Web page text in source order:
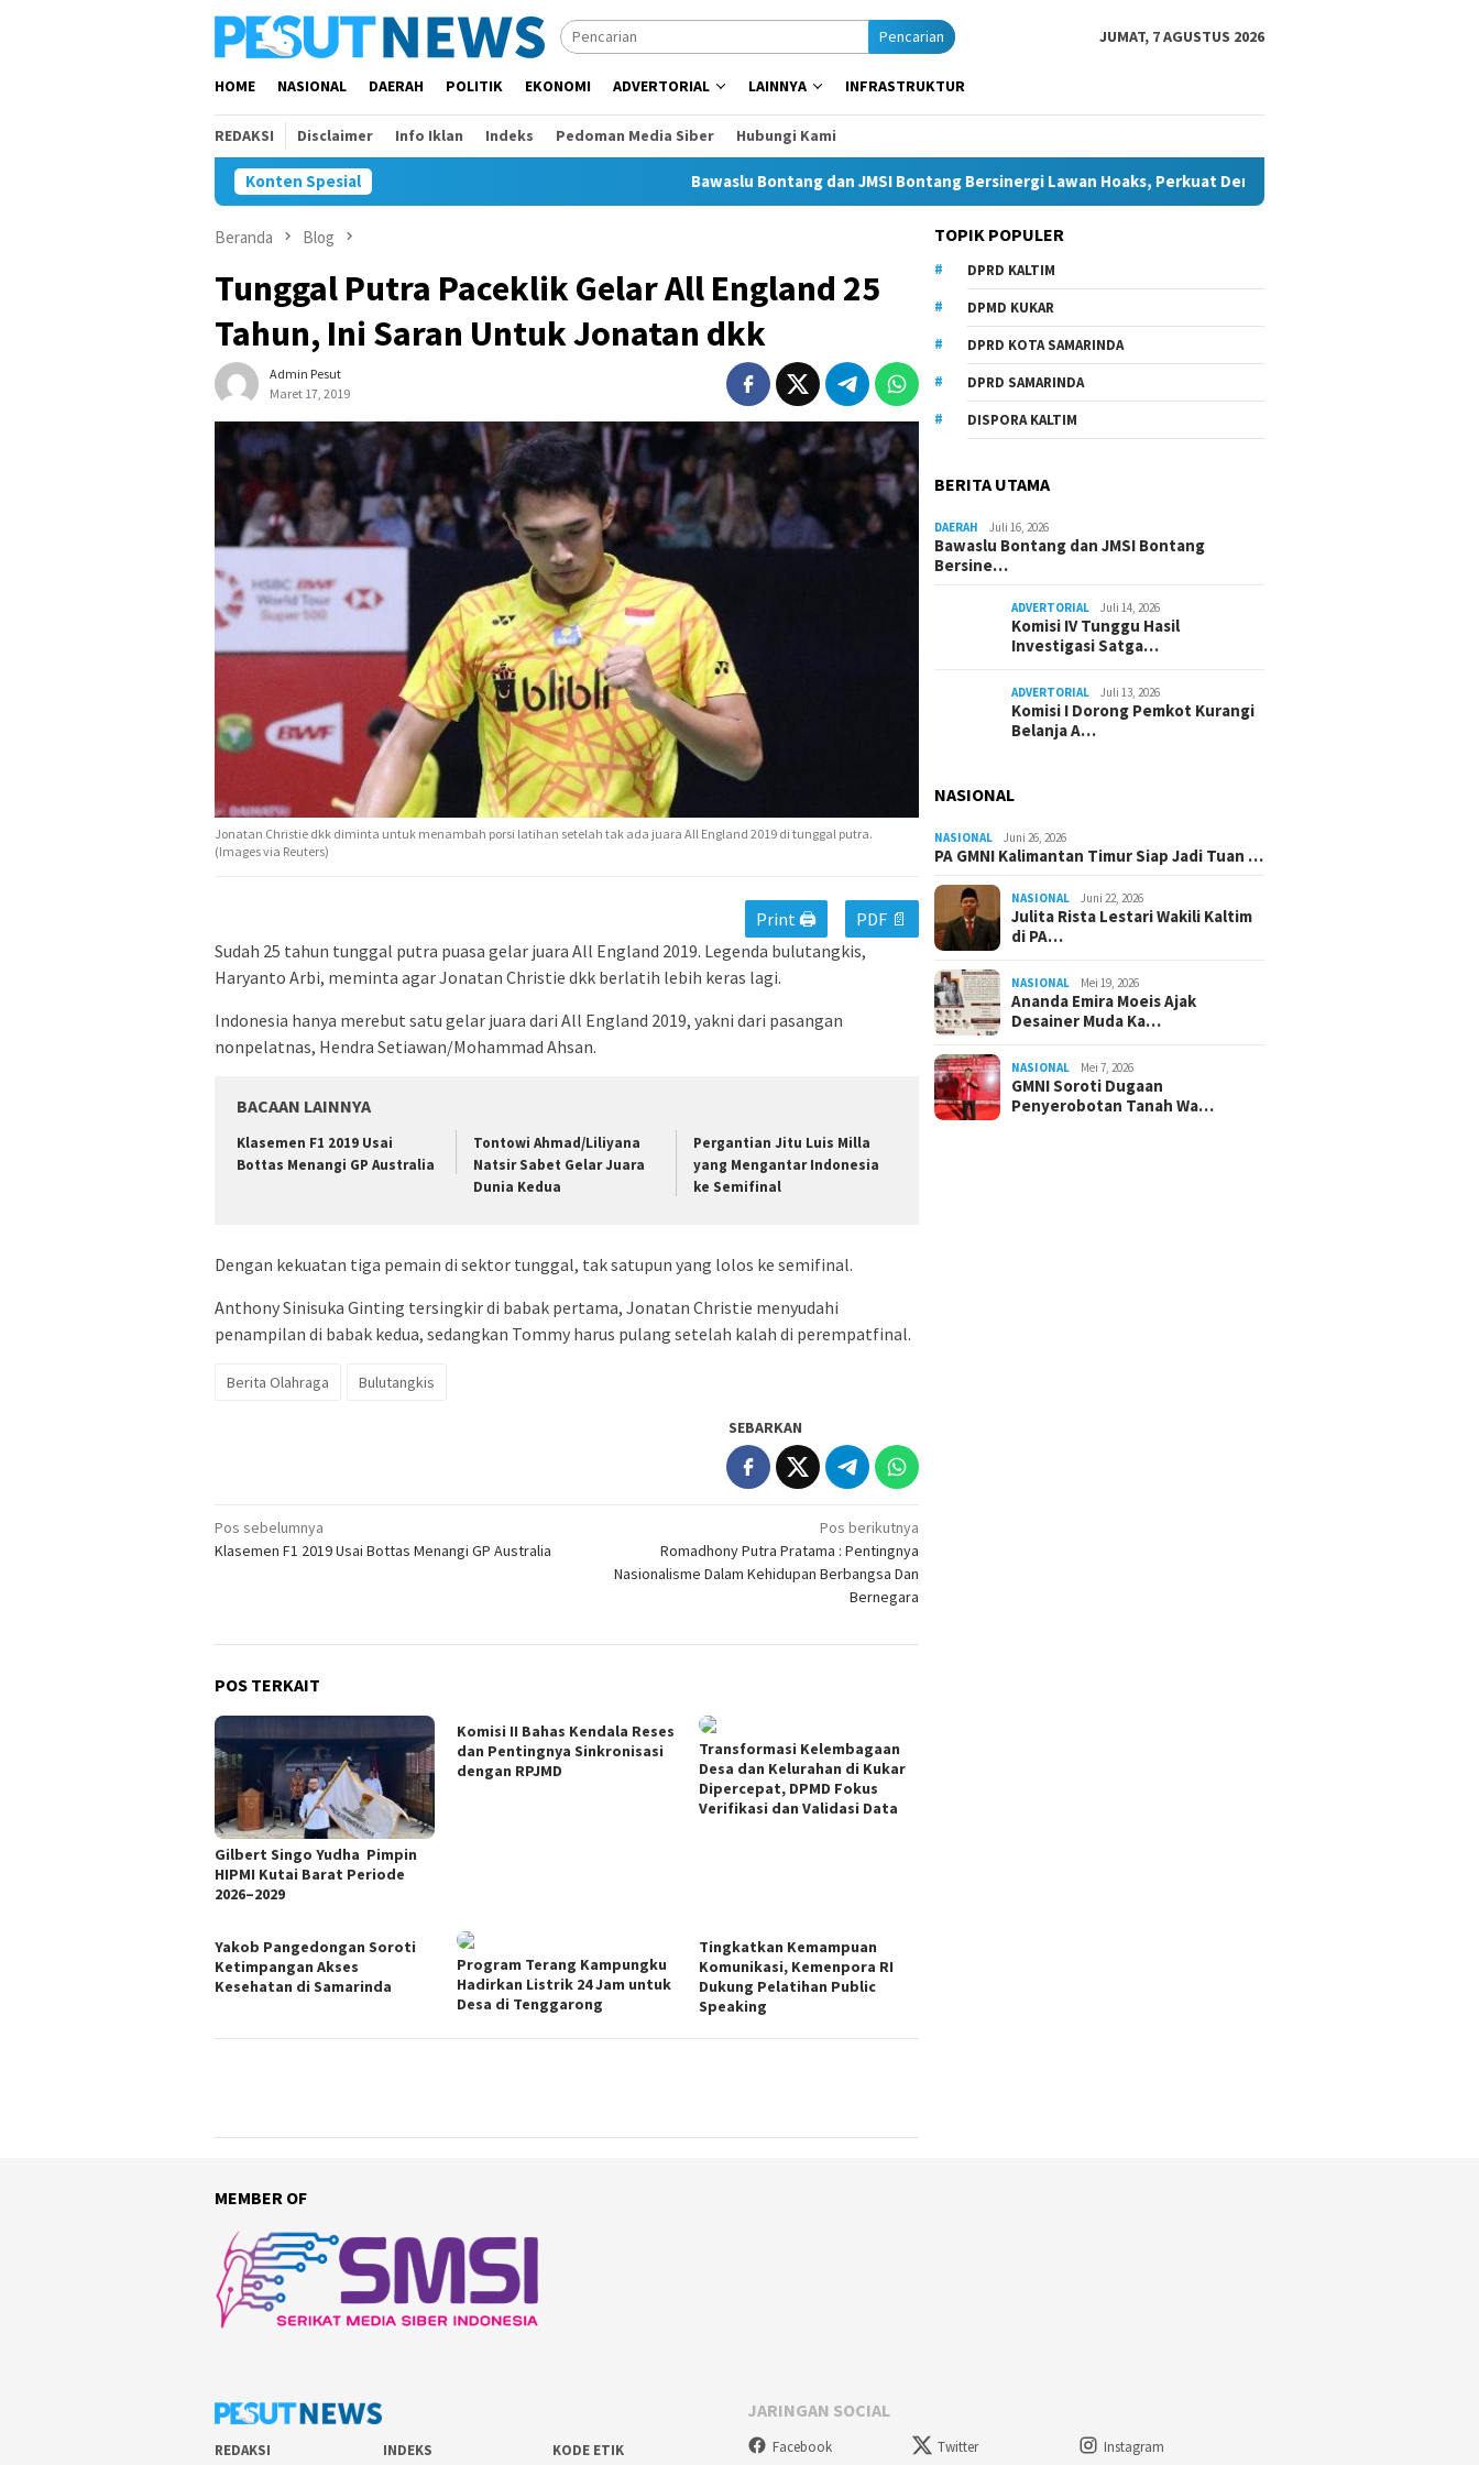
Pencarian JUMAT, 7 AGUSTUS 2026
HOME NASIONAL DAERAH POLITIK EKONOMI ADVERTORIAL LAINNYA INFRASTRUKTUR
REDAKSI Disclaimer Info Iklan Indeks Pedoman Media Siber Hubungi Kami
Konten Spesial Bawaslu Bontang dan JMSI Bontang Bersinergi Lawan Hoaks, Perkuat Demokrasi Jelang Pemilu 2029
Beranda Blog
Tunggal Putra Paceklik Gelar All England 25
Tahun, Ini Saran Untuk Jonatan dkk
Admin Pesut
Maret 17, 2019
Jonatan Christie dkk diminta untuk menambah porsi latihan setelah tak ada juara All England 2019 di tunggal putra.
(Images via Reuters)
Print 🖨
PDF 📄
Sudah 25 tahun tunggal putra puasa gelar juara All England 2019. Legenda bulutangkis,
Haryanto Arbi, meminta agar Jonatan Christie dkk berlatih lebih keras lagi.
Indonesia hanya merebut satu gelar juara dari All England 2019, yakni dari pasangan
nonpelatnas, Hendra Setiawan/Mohammad Ahsan.
BACAAN LAINNYA
Klasemen F1 2019 Usai
Bottas Menangi GP Australia
Tontowi Ahmad/Liliyana
Natsir Sabet Gelar Juara
Dunia Kedua
Pergantian Jitu Luis Milla
yang Mengantar Indonesia
ke Semifinal
Dengan kekuatan tiga pemain di sektor tunggal, tak satupun yang lolos ke semifinal.
Anthony Sinisuka Ginting tersingkir di babak pertama, Jonatan Christie menyudahi
penampilan di babak kedua, sedangkan Tommy harus pulang setelah kalah di perempatfinal.
Berita Olahraga Bulutangkis
SEBARKAN
Navigasi
pos
Pos sebelumnya
Klasemen F1 2019 Usai Bottas Menangi GP Australia
Pos berikutnya
Romadhony Putra Pratama : Pentingnya
Nasionalisme Dalam Kehidupan Berbangsa Dan
Bernegara
POS TERKAIT
Gilbert Singo Yudha Pimpin
HIPMI Kutai Barat Periode
2026–2029
Komisi II Bahas Kendala Reses
dan Pentingnya Sinkronisasi
dengan RPJMD
Transformasi Kelembagaan
Desa dan Kelurahan di Kukar
Dipercepat, DPMD Fokus
Verifikasi dan Validasi Data
Yakob Pangedongan Soroti
Ketimpangan Akses
Kesehatan di Samarinda
Program Terang Kampungku
Hadirkan Listrik 24 Jam untuk
Desa di Tenggarong
Tingkatkan Kemampuan
Komunikasi, Kemenpora RI
Dukung Pelatihan Public
Speaking
TOPIK POPULER
DPRD KALTIM
DPMD KUKAR
DPRD KOTA SAMARINDA
DPRD SAMARINDA
DISPORA KALTIM
BERITA UTAMA
DAERAH Juli 16, 2026
Bawaslu Bontang dan JMSI Bontang
Bersine…
ADVERTORIAL Juli 14, 2026
Komisi IV Tunggu Hasil
Investigasi Satga…
ADVERTORIAL Juli 13, 2026
Komisi I Dorong Pemkot Kurangi
Belanja A…
NASIONAL
NASIONAL Juni 26, 2026
PA GMNI Kalimantan Timur Siap Jadi Tuan …
NASIONAL Juni 22, 2026
Julita Rista Lestari Wakili Kaltim
di PA…
NASIONAL Mei 19, 2026
Ananda Emira Moeis Ajak
Desainer Muda Ka…
NASIONAL Mei 7, 2026
GMNI Soroti Dugaan
Penyerobotan Tanah Wa…
MEMBER OF
REDAKSI INDEKS KODE ETIK
JARINGAN SOCIAL
Facebook Twitter Instagram